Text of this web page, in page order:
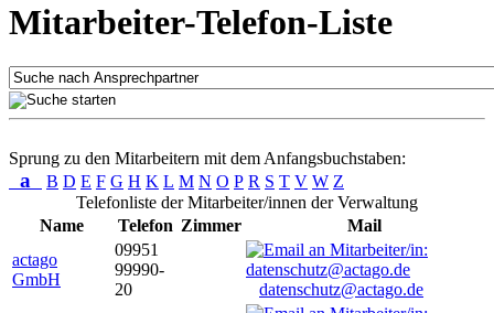
Mitarbeiter-Telefon-Liste
Sprung zu den Mitarbeitern mit dem Anfangsbuchstaben:
a B D E F G H K L M N O P R S T V W Z
Telefonliste der Mitarbeiter/innen der Verwaltung
Name
Telefon Zimmer
Mail
actago
GmbH
09951
99990-
20
datenschutz@actago.de